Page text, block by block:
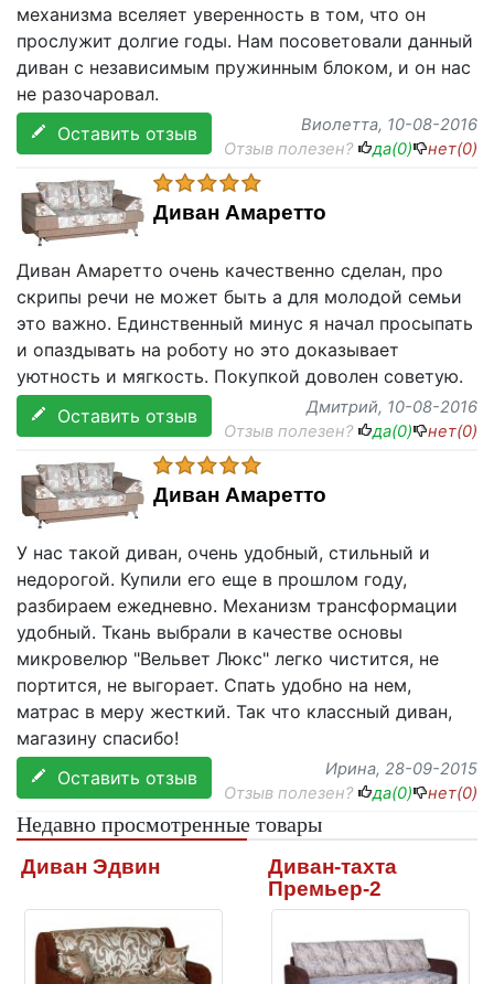
механизма вселяет уверенность в том, что он
прослужит долгие годы. Нам посоветовали данный
диван с независимым пружинным блоком, и он нас
не разочаровал.
Оставить отзыв
Виолетта, 10-08-2016
Отзыв полезен?
да(0) нет(0)
Диван Амаретто
Диван Амаретто очень качественно сделан, про
скрипы речи не может быть а для молодой семьи
это важно. Единственный минус я начал просыпать
и опаздывать на роботу но это доказывает
уютность и мягкость. Покупкой доволен советую.
Оставить отзыв
Дмитрий, 10-08-2016
Отзыв полезен?
да(0) нет(0)
Диван Амаретто
У нас такой диван, очень удобный, стильный и
недорогой. Купили его еще в прошлом году,
разбираем ежедневно. Механизм трансформации
удобный. Ткань выбрали в качестве основы
микровелюр "Вельвет Люкс" легко чистится, не
портится, не выгорает. Спать удобно на нем,
матрас в меру жесткий. Так что классный диван,
магазину спасибо!
Оставить отзыв
Ирина, 28-09-2015
Отзыв полезен?
да(0) нет(0)
Недавно просмотренные товары
Диван Эдвин
Диван-тахта
Премьер-2